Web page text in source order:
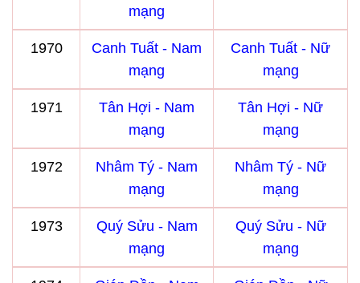
mạng
1970
Canh Tuất - Nam
mạng
Canh Tuất - Nữ
mạng
1971
Tân Hợi - Nam
mạng
Tân Hợi - Nữ
mạng
1972
Nhâm Tý - Nam
mạng
Nhâm Tý - Nữ
mạng
1973
Quý Sửu - Nam
mạng
Quý Sửu - Nữ
mạng